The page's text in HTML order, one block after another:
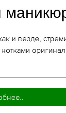
и везде,